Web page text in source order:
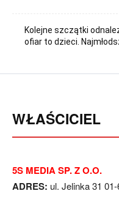
Kolejne szczątki
ofiar to dzieci.
WŁAŚCICIEL
5S MEDIA SP. Z O.O.
ADRES: ul. Jelinka 31